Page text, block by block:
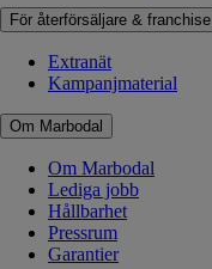
För återförsäljare & franchise
Extranät
Kampanjmaterial
Om Marbodal
Om Marbodal
Lediga jobb
Hållbarhet
Pressrum
Garantier